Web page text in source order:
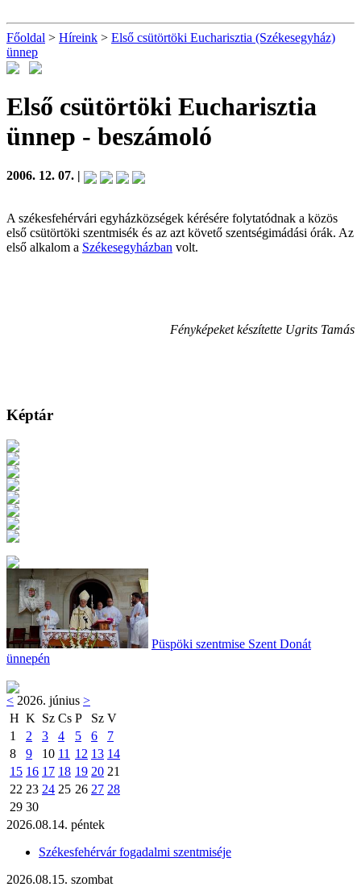
Főoldal > Híreink > Első csütörtöki Eucharisztia (Székesegyház)
ünnep
Első csütörtöki Eucharisztia
ünnep - beszámoló
2006. 12. 07. |
A székesfehérvári egyházközségek kérésére folytatódnak a közös
első csütörtöki szentmisék és az azt követő szentségimádási órák. Az
első alkalom a Székesegyházban volt.
Fényképeket készítette Ugrits Tamás
Képtár
Püspöki szentmise Szent Donát
ünnepén
< 2026. június >
H K Sz Cs P Sz V
1
2 3 4 5 6
7
8
9 10 11 12 13 14
15 16 17 18 19 20 21
22 23 24 25 26 27 28
29 30
2026.08.14. péntek
Székesfehérvár fogadalmi szentmiséje
2026.08.15. szombat